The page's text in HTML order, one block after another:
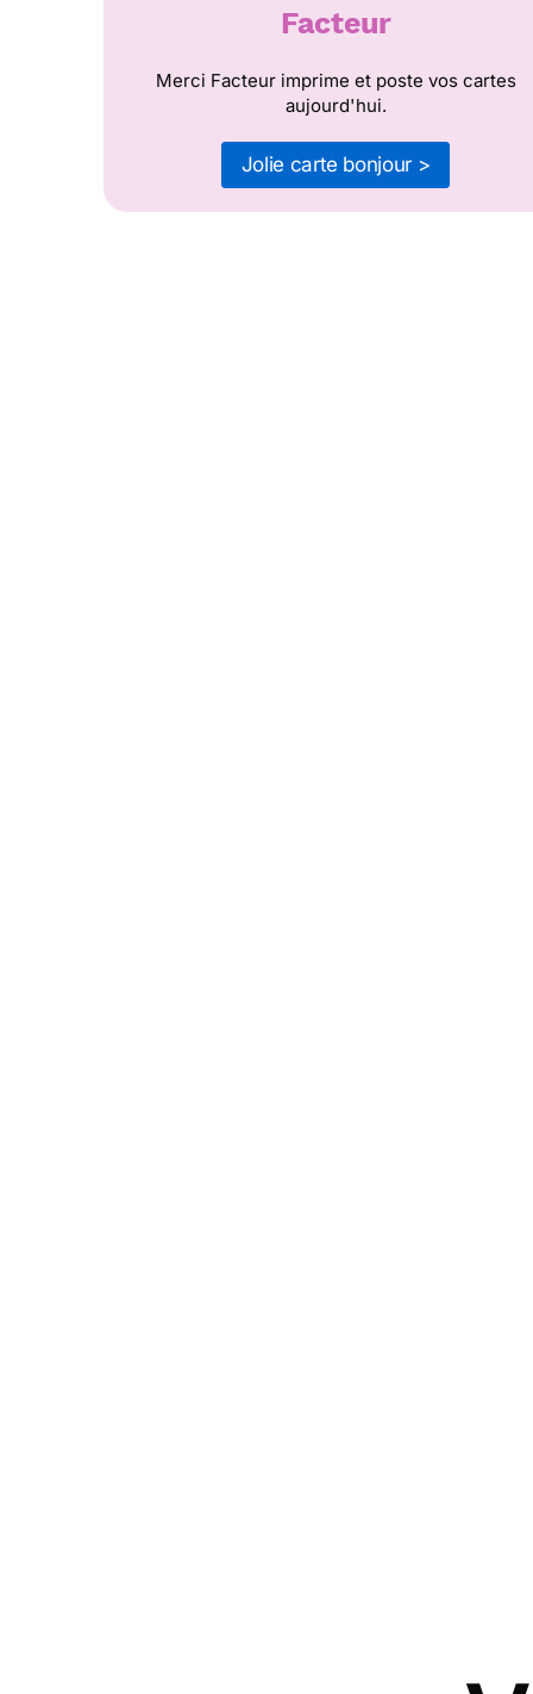
Facteur
Merci Facteur imprime et poste vos cartes
aujourd'hui.
Jolie carte bonjour >